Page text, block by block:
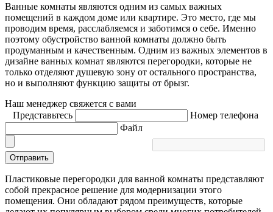
Ванные комнаты являются одним из самых важных
помещений в каждом доме или квартире. Это место, где мы
проводим время, расслабляемся и заботимся о себе. Именно
поэтому обустройство ванной комнаты должно быть
продуманным и качественным. Одним из важных элементов в
дизайне ванных комнат являются перегородки, которые не
только отделяют душевую зону от остального пространства,
но и выполняют функцию защиты от брызг.
Наш менеджер свяжется с вами
Представьтесь
Номер телефона
Файл
Отправить
Пластиковые перегородки для ванной комнаты представляют
собой прекрасное решение для модернизации этого
помещения. Они обладают рядом преимуществ, которые